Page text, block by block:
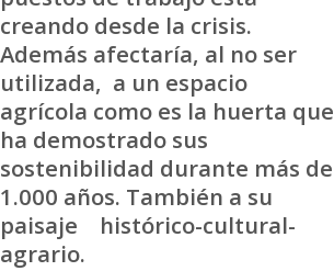
creando desde la crisis.
Además afectaría, al no ser
utilizada, a un espacio
agrícola como es la huerta que
ha demostrado sus
sostenibilidad durante más de
1.000 años. También a su
paisaje histórico-cultural-
agrario.